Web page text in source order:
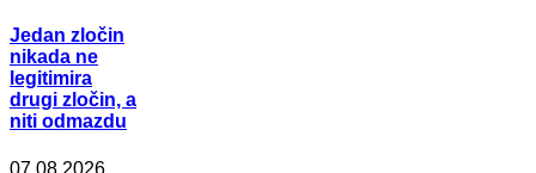
Jedan zločin
nikada ne
legitimira
drugi zločin, a
niti odmazdu
07.08.2026.